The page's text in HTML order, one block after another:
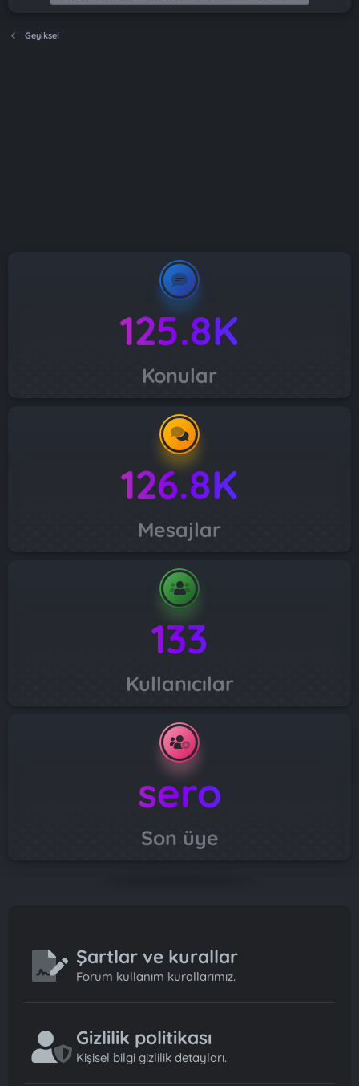
Geyiksel
125.8K
Konular
126.8K
Mesajlar
133
Kullanıcılar
sero
Son üye
Şartlar ve kurallar
Forum kullanım kurallarımız.
Gizlilik politikası
Kişisel bilgi gizlilik detayları.